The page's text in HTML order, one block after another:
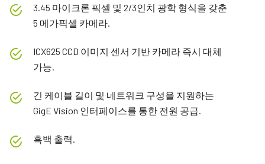
3.45 마이크론 픽셀 및 2/3인치 광학 형식을 갖춘
5 메가픽셀 카메라.
ICX625 CCD 이미지 센서 기반 카메라 즉시 대체
가능.
긴 케이블 길이 및 네트워크 구성을 지원하는
GigE Vision 인터페이스를 통한 전원 공급.
흑백 출력.